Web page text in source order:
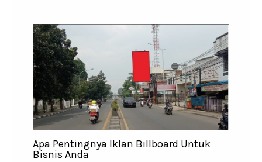
Apa Pentingnya Iklan Billboard Untuk
Bisnis Anda